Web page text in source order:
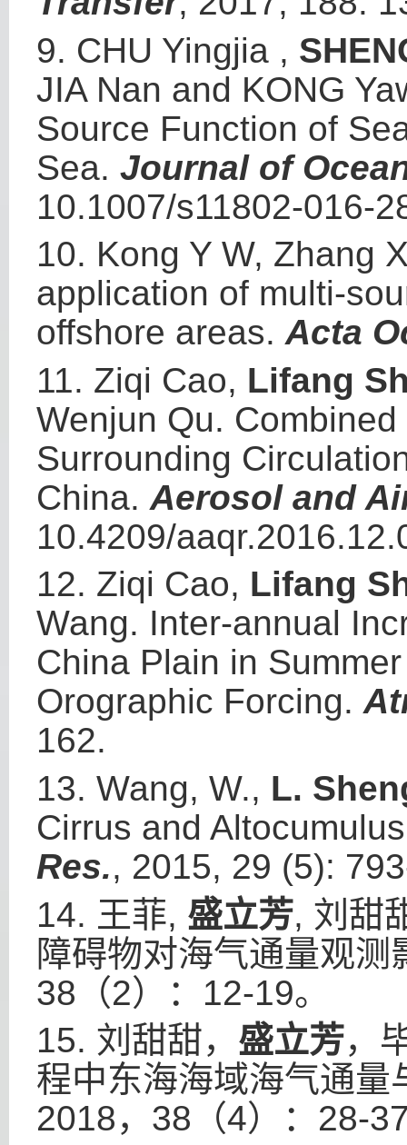
9. CHU Yingjia ,
JIA Nan and KONG
Source Function of
Sea. Journal of
10.1007/s11802-016-
10. Kong Y W, Zhang
application of multi-
offshore areas. Acta
11. Ziqi Cao, Lifang
Wenjun Qu.
Surrounding
China. Aerosol and
10.4209/
12. Ziqi Cao, Lifang
Wang. Inter-annual
China Plain in
Orographic Forcing.
162.
13. Wang, W., L.
Cirrus and
Res., 2015, 29 (5):
14. 王菲, 盛立芳, 刘甜
障碍物对海气通量观测
38 （2）： 12-19。
15. 刘甜甜， 盛立芳，
程中东海海域海气通量
2018， 38 （4）： 28-